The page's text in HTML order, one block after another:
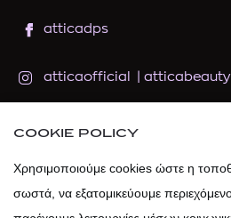
atticadps
atticaofficial atticabeauty
atticadps
COOKIE POLICY
Χρησιμοποιούμε cookies ώστε η
σωστά, να εξατομικεύουμε